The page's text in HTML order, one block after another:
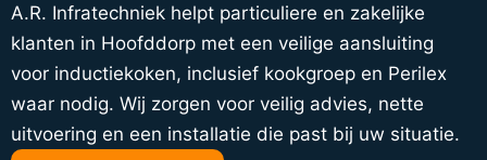
A.R. Infratechniek helpt particuliere en zakelijke
klanten in Hoofddorp met een veilige aansluiting
voor inductiekoken, inclusief kookgroep en Perilex
waar nodig. Wij zorgen voor veilig advies, nette
uitvoering en een installatie die past bij uw situatie.